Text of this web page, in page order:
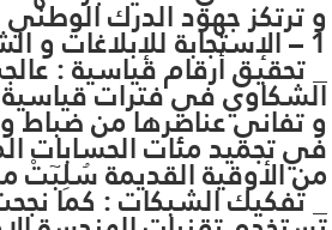
و ترتكز جهود الدرك الوطني
1 – الإستجابة للإبلاغات و الشكاوي و إستعادة الأموال.
_ تحقيق أرقام قياسية :
الشكاوي في فترات
و تفاني عناصرها من
في تجميد مئات الحسابات
من الأوقية القديمة سُلِبٓتْ
_ تفكيك الشبكات : كما